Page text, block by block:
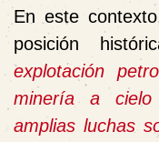
En este
posición
explotación
minería a
amplias luchas